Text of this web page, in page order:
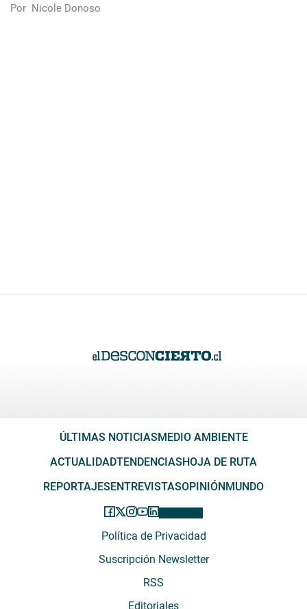
Por Nicole Donoso
ÚLTIMAS NOTICIASMEDIO AMBIENTE
ACTUALIDADTENDENCIASHOJA DE RUTA
REPORTAJESENTREVISTASOPINIÓNMUNDO
Política de Privacidad
Suscripción Newsletter
RSS
Editoriales